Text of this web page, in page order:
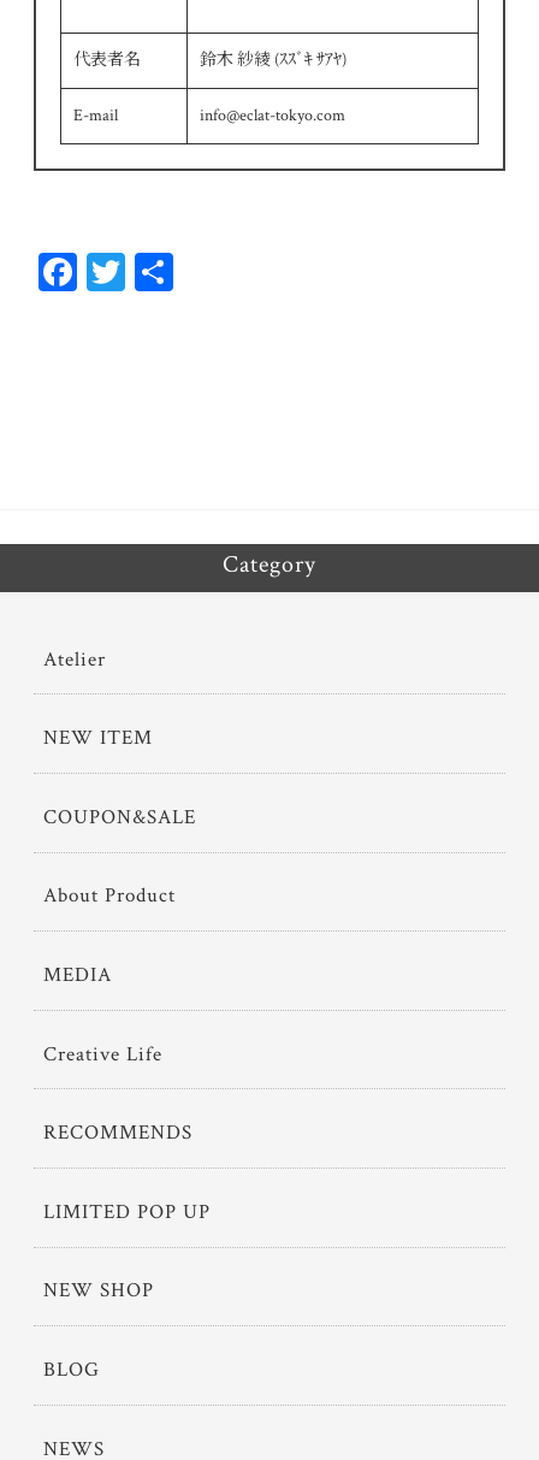
代表者名 鈴木 紗綾 (ｽｽﾞｷ ｻｱﾔ)
E-mail info@eclat-tokyo.com
Fa T
Category
Atelier
NEW ITEM
COUPON&SALE
About Product
MEDIA
Creative Life
RECOMMENDS
LIMITED POP UP
NEW SHOP
BLOG
NEWS